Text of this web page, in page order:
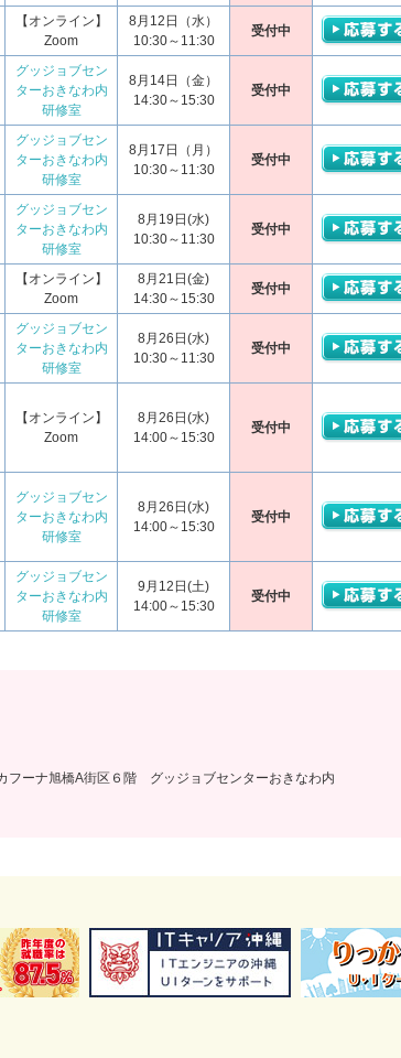
【オンライン】
Zoom
8月12日（水）
10:30～11:30
受付中
グッジョブセン
ターおきなわ内
研修室
8月14日（金）
14:30～15:30
受付中
グッジョブセン
ターおきなわ内
研修室
8月17日（月）
10:30～11:30
受付中
グッジョブセン
ターおきなわ内
研修室
8月19日(水)
10:30～11:30
受付中
【オンライン】
Zoom
8月21日(金)
14:30～15:30
受付中
グッジョブセン
ターおきなわ内
研修室
8月26日(水)
10:30～11:30
受付中
【オンライン】
Zoom
8月26日(水)
14:00～15:30
受付中
グッジョブセン
ターおきなわ内
研修室
8月26日(水)
14:00～15:30
受付中
グッジョブセン
ターおきなわ内
研修室
9月12日(土)
14:00～15:30
受付中
ーナ旭橋A街区６階 グッジョブセンターおきなわ内